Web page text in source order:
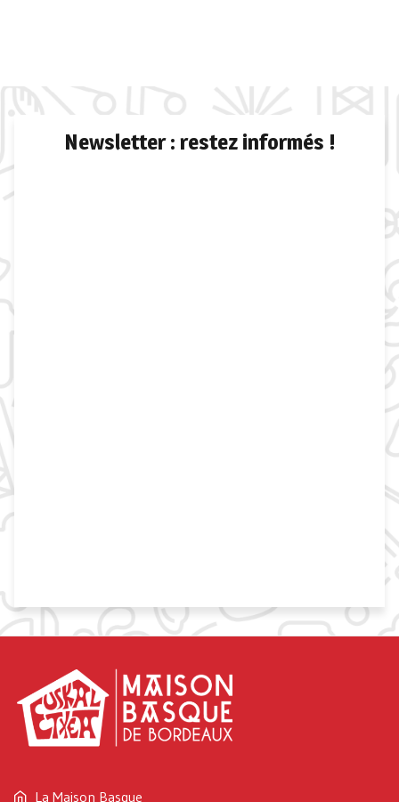
Newsletter : restez informés !
La Maison Basque